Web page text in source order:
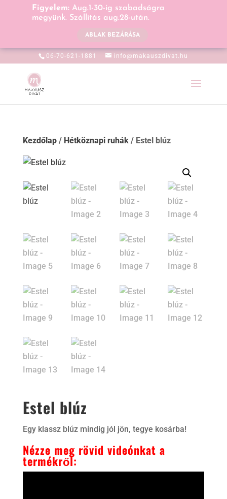
06-70-621-1881 info@makauszdivat.hu
Kezdőlap/ Hétköznapi ruhák/ Estel blúz
Estel blúz
Egy klassz blúz mindig jól jön, tegye kosárba!
Nézze meg rövid videónkat a
termékről:
Figyelem: Aug.1-30-ig szabadságra
megyünk. Szállítás aug.28-után.
ABLAK BEZÁRÁSA